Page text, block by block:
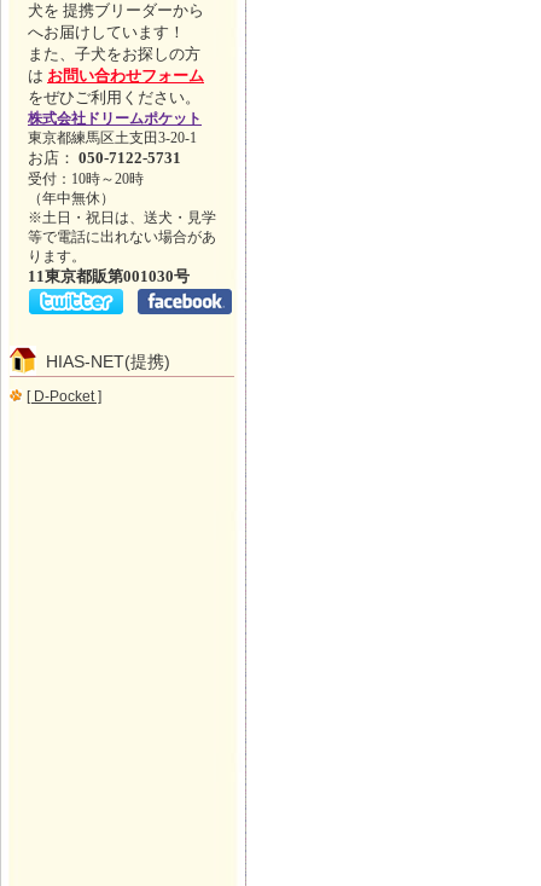
犬を 提携ブリーダーから
へお届けしています！
また、子犬をお探しの方
は お問い合わせフォーム
をぜひご利用ください。
株式会社ドリームポケット
東京都練馬区土支田3-20-1
お店： 050-7122-5731
受付：10時～20時
（年中無休）
※土日・祝日は、送犬・見学
等で電話に出れない場合があ
ります。
11東京都販第001030号
HIAS-NET(提携)
[ D-Pocket ]